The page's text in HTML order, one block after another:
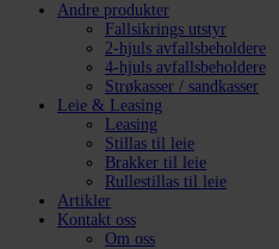
Andre produkter
Fallsikrings utstyr
2-hjuls avfallsbeholdere
4-hjuls avfallsbeholdere
Strøkasser / sandkasser
Leie & Leasing
Leasing
Stillas til leie
Brakker til leie
Rullestillas til leie
Artikler
Kontakt oss
Om oss